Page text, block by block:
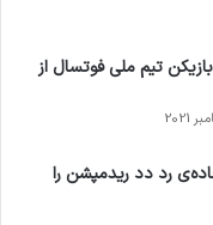
تیم ملی فوتسال از
رد دد ریدمپشن را